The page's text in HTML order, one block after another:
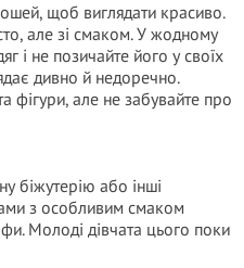
щоб виглядати красиво.
але зі смаком. У жодному
і не позичайте його у своїх
дивно й недоречно.
фігури, але не забувайте про
біжутерію або інші
з особливим смаком
Молоді дівчата цього поки